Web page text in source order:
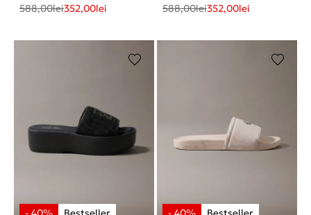
588,00lei352,00lei
588,00lei352,00lei